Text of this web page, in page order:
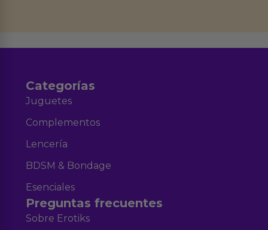
Categorías
Juguetes
Complementos
Lencería
BDSM & Bondage
Esenciales
Preguntas frecuentes
Sobre Erotiks